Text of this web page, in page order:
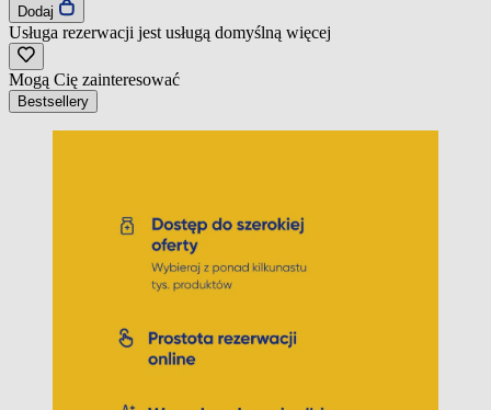
Dodaj
Usługa rezerwacji jest usługą domyślną więcej
Mogą Cię zainteresować
Bestsellery